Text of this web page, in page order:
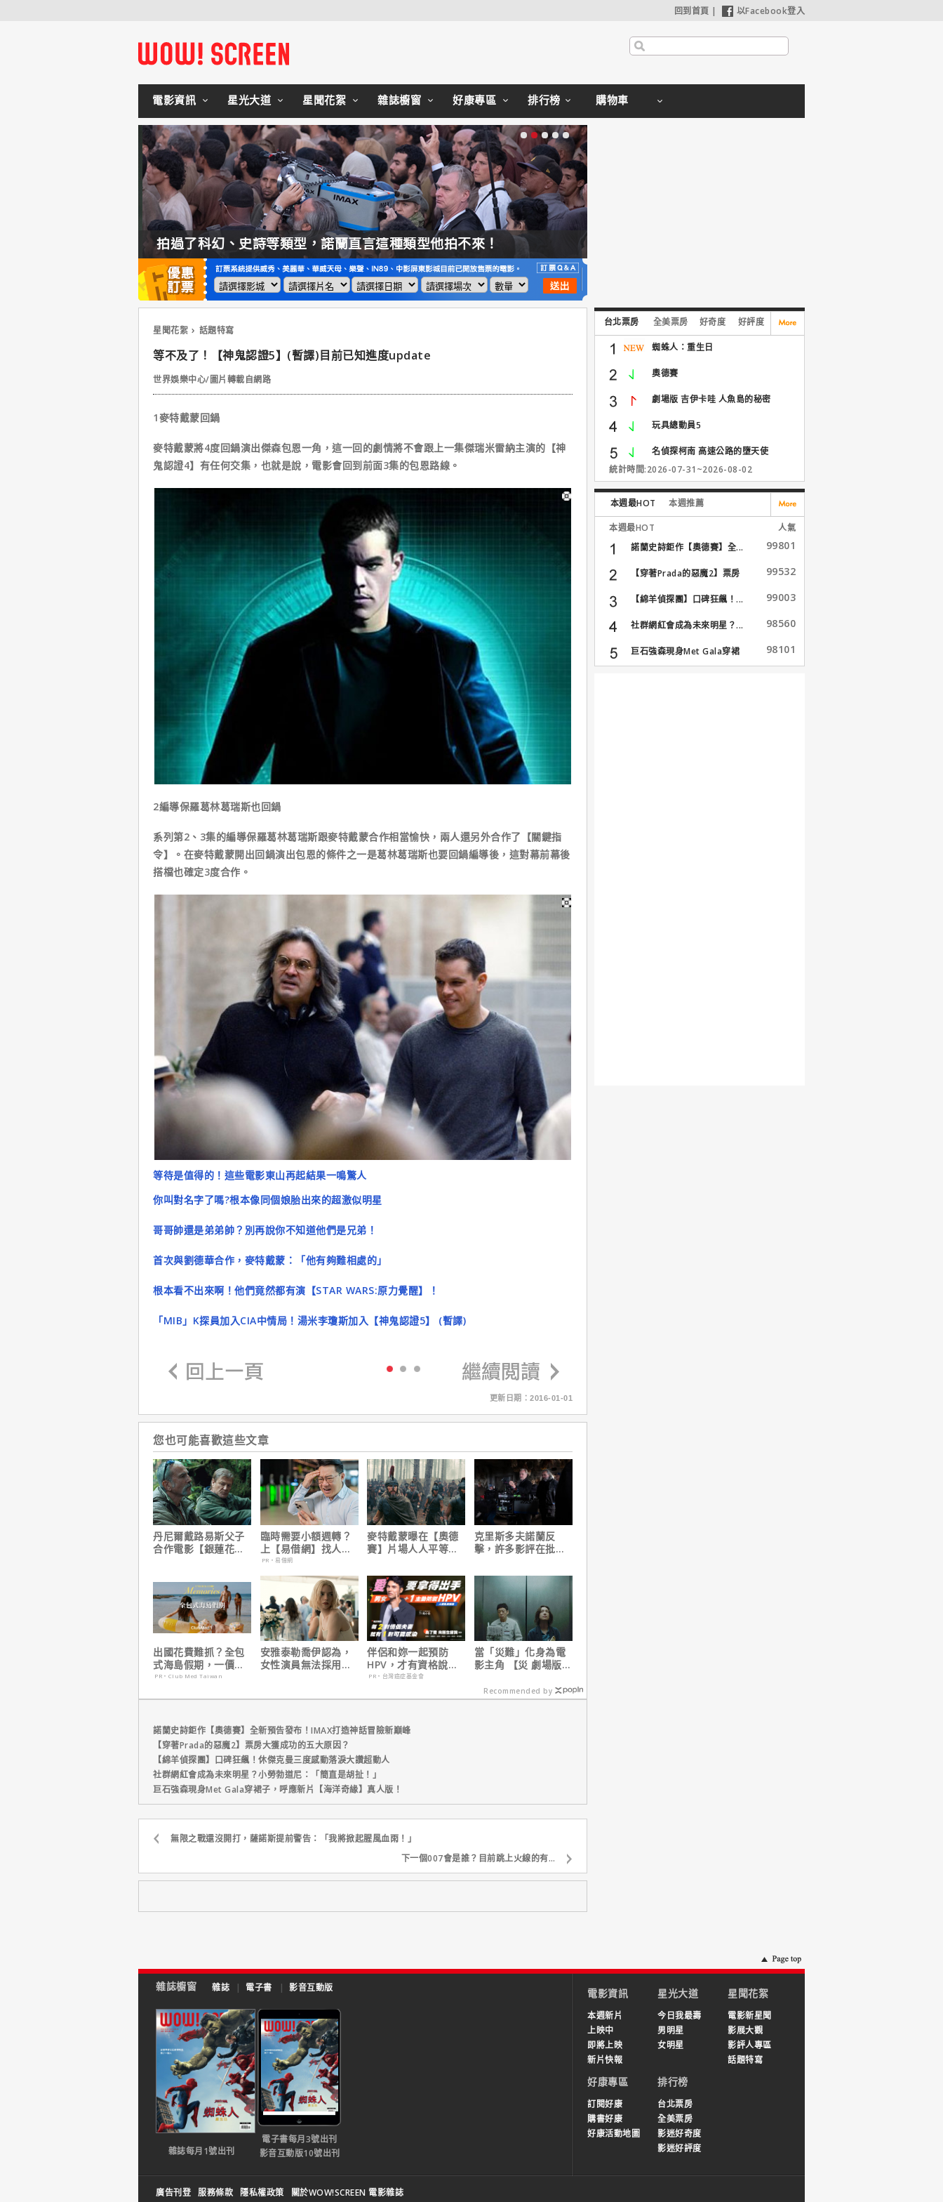
回到首頁 | 以Facebook登入
電影資訊 星光大道 星聞花絮 雜誌櫥窗 好康專區 排行榜 購物車
拍過了科幻、史詩等類型，諾蘭直言這種類型他拍不來！
星聞花絮 話題特寫
等不及了！【神鬼認證5】(暫譯)目前已知進度update
世界娛樂中心/圖片轉載自網路
1麥特戴蒙回鍋
麥特戴蒙將4度回鍋演出傑森包恩一角，這一回的劇情將不會跟上一集傑瑞米雷納主演的【神
鬼認證4】有任何交集，也就是說，電影會回到前面3集的包恩路線。
2編導保羅葛林葛瑞斯也回鍋
系列第2、3集的編導保羅葛林葛瑞斯跟麥特戴蒙合作相當愉快，兩人還另外合作了【關鍵指
令】。在麥特戴蒙開出回鍋演出包恩的條件之一是葛林葛瑞斯也要回鍋編導後，這對幕前幕後
搭檔也確定3度合作。
等待是值得的！這些電影東山再起結果一鳴驚人
你叫對名字了嗎?根本像同個娘胎出來的超激似明星
哥哥帥還是弟弟帥？別再說你不知道他們是兄弟！
首次與劉德華合作，麥特戴蒙：「他有夠難相處的」
根本看不出來啊！他們竟然都有演【STAR WARS:原力覺醒】！
「MIB」K探員加入CIA中情局！湯米李瓊斯加入【神鬼認證5】 (暫譯)
更新日期：2016-01-01
您也可能喜歡這些文章
丹尼爾戴路易斯父子
合作電影【銀蓮花】
臨時需要小額週轉？
上【易借網】找人
幫！資金快速到位
PR・易借網
麥特戴蒙曝在【奧德
賽】片場人人平等，
克里斯多夫諾蘭反
擊，許多影評在批評
缺陷」！
出國花費難抓？全包
式海島假期，一價搞
定食宿玩樂，省錢更
PR・Club Med Taiwan
安雅泰勒喬伊認為，
女性演員無法採用方
伴侶和妳一起預防
HPV，才有資格說愛
妳！
PR・台灣癌症基金會
當「災難」化身為電
影主角 【災 劇場版】
Recommended by
諾蘭史詩鉅作【奧德賽】全新預告發布！IMAX打造神話冒險新巔峰
【穿著Prada的惡魔2】票房大獲成功的五大原因？
【綿羊偵探團】口碑狂飆！休傑克曼三度感動落淚大讚超動人
社群網紅會成為未來明星？小勞勃道尼：「簡直是胡扯！」
巨石強森現身Met Gala穿裙子，呼應新片【海洋奇緣】真人版！
無限之戰還沒開打，薩諾斯提前警告：「我將掀起腥風血雨！」
下一個007會是誰？目前跳上火線的有…
台北票房 全美票房 好奇度 好評度
蜘蛛人：重生日
奧德賽
劇場版 吉伊卡哇 人魚島的秘密
玩具總動員5
名偵探柯南 高速公路的墮天使
統計時間:2026-07-31~2026-08-02
本週最HOT 本週推薦
本週最HOT
人氣
諾蘭史詩鉅作【奧德賽】全...
99801
【穿著Prada的惡魔2】票房
99532
【綿羊偵探團】口碑狂飆！... 99003
社群網紅會成為未來明星？... 98560
巨石強森現身Met Gala穿裙
子...
98101
雜誌櫥窗 雜誌 | 電子書 | 影音互動版
雜誌每月1號出刊
電子書每月3號出刊
影音互動版10號出刊
電影資訊
本週新片
上映中
即將上映
新片快報
星光大道
今日我最壽
男明星
女明星
星聞花絮
電影新星聞
影展大觀
影評人專區
話題特寫
好康專區
訂閱好康
購書好康
好康活動地圖
排行榜
台北票房
全美票房
影迷好奇度
影迷好評度
廣告刊登 服務條款 隱私權政策
關於WOW!SCREEN 電影雜誌